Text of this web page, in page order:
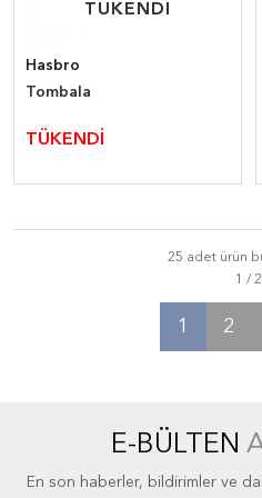
TÜKENDİ
TÜKENDİ
Hasbro
Tombala
TÜKENDİ
25 adet ürün
1 2
E-BÜLTEN
En son haberler, bildirimler ve